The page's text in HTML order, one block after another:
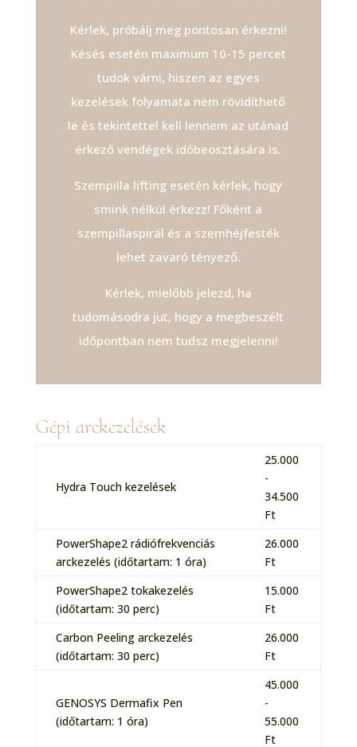
Kérlek, próbálj meg pontosan érkezni!
Késés esetén maximum 10-15 percet
tudok várni, hiszen az egyes
kezelések folyamata nem rövidíthető
le és tekintettel kell lennem az utánad
érkező vendégek időbeosztására is.
Szempilla lifting esetén kérlek, hogy
smink nélkül érkezz! Főként a
szempillaspirál és a szemhéjfesték
lehet zavaró tényező.
Kérlek, mielőbb jelezd, ha
tudomásodra jut, hogy a megbeszélt
időpontban nem tudsz megjelenni!
Gépi arckezelések
Hydra Touch kezelések
25.000
-
34.500
Ft
PowerShape2 rádiófrekvenciás
arckezelés (időtartam: 1 óra)
26.000
Ft
PowerShape2 tokakezelés
(időtartam: 30 perc)
15.000
Ft
Carbon Peeling arckezelés
(időtartam: 30 perc)
26.000
Ft
GENOSYS Dermafix Pen
(időtartam: 1 óra)
45.000
-
55.000
Ft